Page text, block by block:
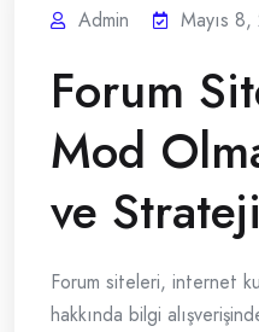
Admin Mayıs
Forum
Mod
ve
Forum siteleri, internet
hakkında bilgi